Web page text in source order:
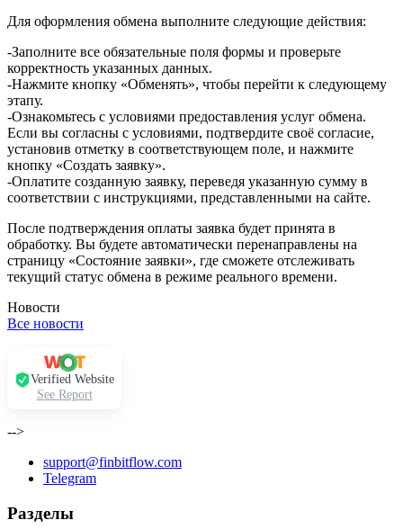
Для оформления обмена выполните следующие действия:
-Заполните все обязательные поля формы и проверьте
корректность указанных данных.
-Нажмите кнопку «Обменять», чтобы перейти к следующему
этапу.
-Ознакомьтесь с условиями предоставления услуг обмена.
Если вы согласны с условиями, подтвердите своё согласие,
установив отметку в соответствующем поле, и нажмите
кнопку «Создать заявку».
-Оплатите созданную заявку, переведя указанную сумму в
соответствии с инструкциями, представленными на сайте.
После подтверждения оплаты заявка будет принята в
обработку. Вы будете автоматически перенаправлены на
страницу «Состояние заявки», где сможете отслеживать
текущий статус обмена в режиме реального времени.
Новости
Все новости
Verified Website
See Report
-->
support@finbitflow.com
Telegram
Разделы